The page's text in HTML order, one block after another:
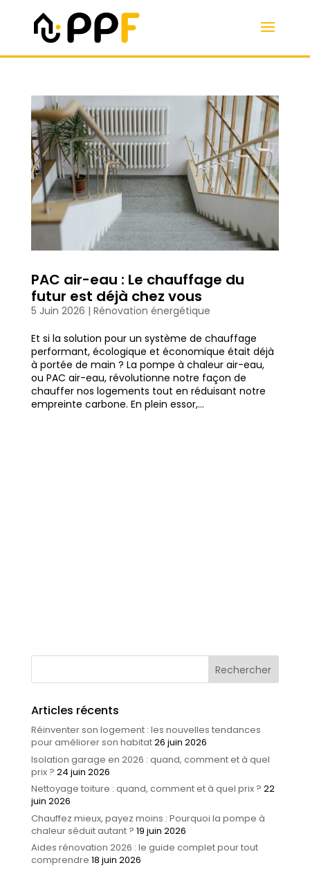
PAC air-eau : Le chauffage du
futur est déjà chez vous
5 Juin 2026 | Rénovation énergétique
Et si la solution pour un système de chauffage
performant, écologique et économique était déjà
à portée de main ? La pompe à chaleur air-eau,
ou PAC air-eau, révolutionne notre façon de
chauffer nos logements tout en réduisant notre
empreinte carbone. En plein essor,...
Articles récents
Réinventer son logement : les nouvelles tendances
pour améliorer son habitat26 juin 2026
Isolation garage en 2026 : quand, comment et à quel
prix ? 24 juin 2026
Nettoyage toiture : quand, comment et à quel prix ? 22
juin 2026
Chauffez mieux, payez moins : Pourquoi la pompe à
chaleur séduit autant ? 19 juin 2026
Aides rénovation 2026 : le guide complet pour tout
comprendre 18 juin 2026